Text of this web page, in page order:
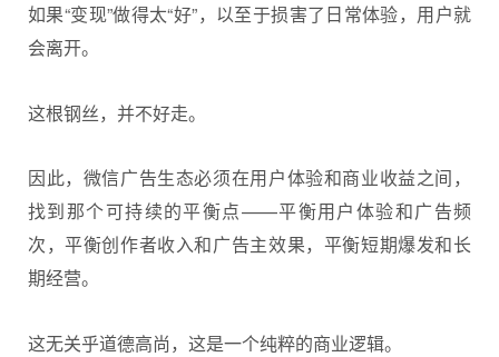
如果“变现”做得太“好”，以至于损害了日常体验，用户就
会离开。
这根钢丝，并不好走。
因此，微信广告生态必须在用户体验和商业收益之间，
找到那个可持续的平衡点——平衡用户体验和广告频
次，平衡创作者收入和广告主效果，平衡短期爆发和长
期经营。
这无关乎道德高尚，这是一个纯粹的商业逻辑。